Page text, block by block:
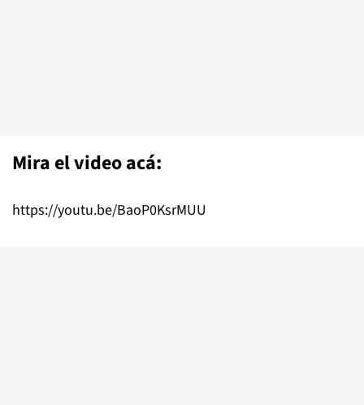
Mira el video acá:
https://youtu.be/BaoP0KsrMUU